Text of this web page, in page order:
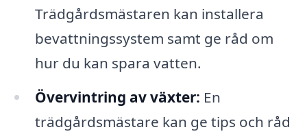
Trädgårdsmästaren kan installera
bevattningssystem samt ge råd om
hur du kan spara vatten.
Övervintring av växter: En
trädgårdsmästare kan ge tips och råd